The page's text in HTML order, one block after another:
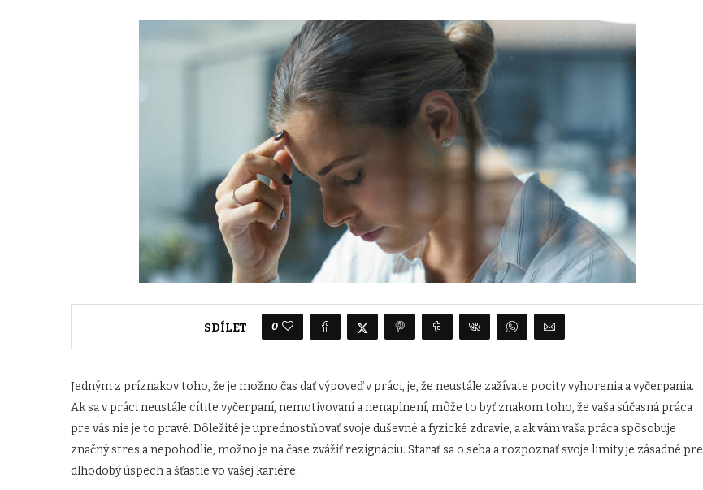
SDÍLET 0
Jedným z príznakov toho, že je možno čas dať výpoveď v práci, je, že neustále zažívate pocity vyhorenia a vyčerpania.
Ak sa v práci neustále cítite vyčerpaní, nemotivovaní a nenaplnení, môže to byť znakom toho, že vaša súčasná práca
pre vás nie je to pravé. Dôležité je uprednostňovať svoje duševné a fyzické zdravie, a ak vám vaša práca spôsobuje
značný stres a nepohodlie, možno je na čase zvážiť rezignáciu. Starať sa o seba a rozpoznať svoje limity je zásadné pre
dlhodobý úspech a šťastie vo vašej kariére.